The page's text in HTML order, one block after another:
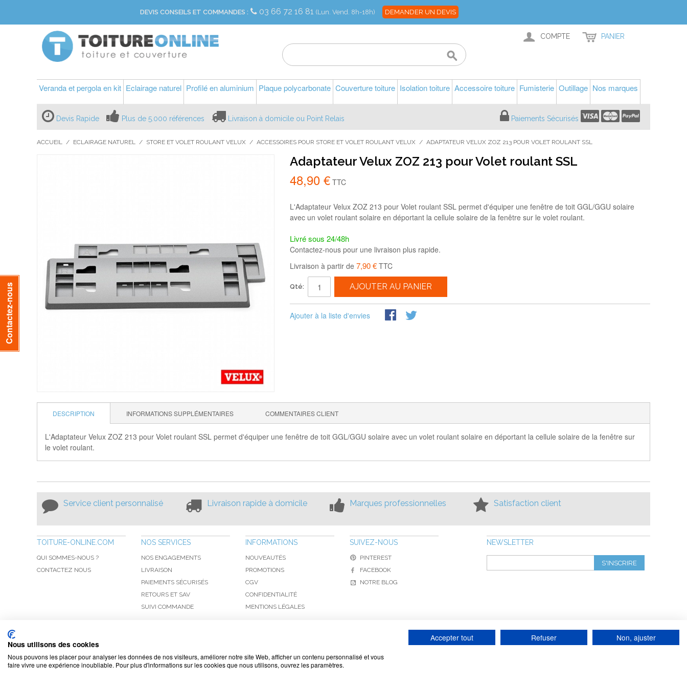
DEVIS CONSEILS ET COMMANDES : 03 66 72 16 81 (Lun. Vend. 8h-18h) DEMANDER UN DEVIS
COMPTE PANIER
Veranda et pergola en kit Eclairage naturel Profilé en aluminium Plaque polycarbonate Couverture toiture Isolation toiture Accessoire toiture Fumisterie Outillage Nos marques
Devis Rapide Plus de 5.000 références Livraison à domicile ou Point Relais Paiements Sécurisés
ACCUEIL / ECLAIRAGE NATUREL / STORE ET VOLET ROULANT VELUX / ACCESSOIRES POUR STORE ET VOLET ROULANT VELUX / ADAPTATEUR VELUX ZOZ 213 POUR VOLET ROULANT SSL
Adaptateur Velux ZOZ 213 pour Volet roulant SSL
48,90 € TTC
L'Adaptateur Velux ZOZ 213 pour Volet roulant SSL permet d'équiper une fenêtre de toit GGL/GGU solaire
avec un volet roulant solaire en déportant la cellule solaire de la fenêtre sur le volet roulant.
Livré sous 24/48h
Contactez-nous pour une livraison plus rapide.
Livraison à partir de 7,90 € TTC
Qté: AJOUTER AU PANIER
Ajouter à la liste d'envies
DESCRIPTION INFORMATIONS SUPPLÉMENTAIRES COMMENTAIRES CLIENT
L'Adaptateur Velux ZOZ 213 pour Volet roulant SSL permet d'équiper une fenêtre de toit GGL/GGU solaire avec un volet roulant solaire en déportant la cellule solaire de la fenêtre sur
le volet roulant.
Service client personnalisé Livraison rapide à domicile Marques professionnelles Satisfaction client
NEWSLETTER
S'INSCRIRE
TOITURE-ONLINE.COM
QUI SOMMES-NOUS ?
CONTACTEZ NOUS
NOS SERVICES
NOS ENGAGEMENTS
LIVRAISON
PAIEMENTS SÉCURISÉS
RETOURS ET SAV
SUIVI COMMANDE
INFORMATIONS
NOUVEAUTÉS
PROMOTIONS
CGV
CONFIDENTIALITÉ
MENTIONS LÉGALES
SUIVEZ-NOUS
PINTEREST
FACEBOOK
NOTRE BLOG
Contactez-nous
Nous utilisons des cookies
Nous pouvons les placer pour analyser les données de nos visiteurs, améliorer notre site Web, afficher un contenu personnalisé et vous
faire vivre une expérience inoubliable. Pour plus d'informations sur les cookies que nous utilisons, ouvrez les paramètres.
Accepter tout Refuser Non, ajuster